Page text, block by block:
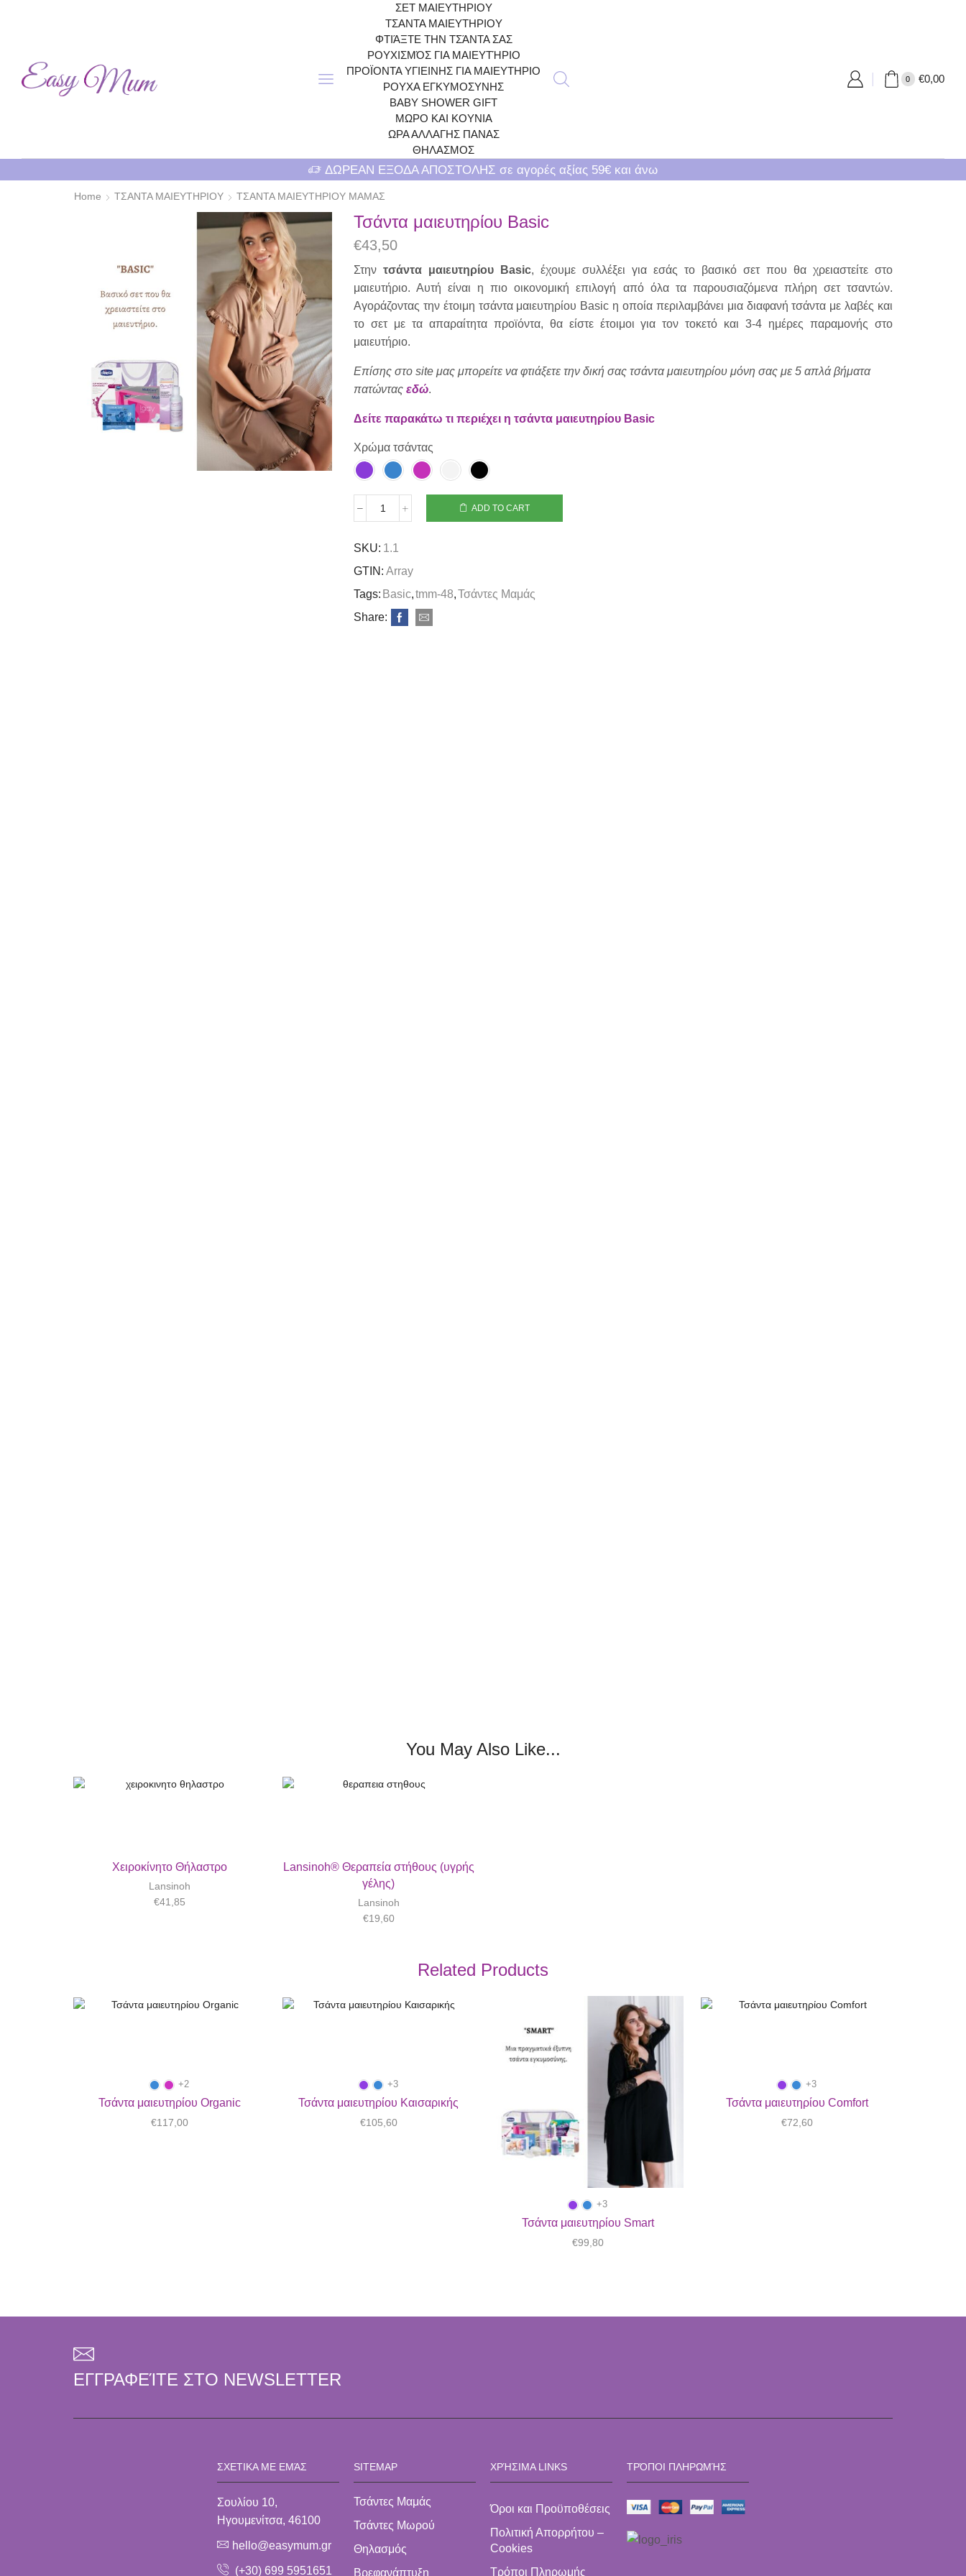
ΣΕΤ ΜΑΙΕΥΤΗΡΙΟΥ
ΤΣΑΝΤΑ ΜΑΙΕΥΤΗΡΙΟΥ
ΦΤΙΆΞΤΕ ΤΗΝ ΤΣΆΝΤΑ ΣΑΣ
ΡΟΥΧΙΣΜΌΣ ΓΙΑ ΜΑΙΕΥΤΉΡΙΟ
ΠΡΟΪΟΝΤΑ ΥΓΙΕΙΝΗΣ ΓΙΑ ΜΑΙΕΥΤΗΡΙΟ
ΡΟΥΧΑ ΕΓΚΥΜΟΣΥΝΗΣ
BABY SHOWER GIFT
ΜΩΡΟ ΚΑΙ ΚΟΥΝΙΑ
ΩΡΑ ΑΛΛΑΓΗΣ ΠΑΝΑΣ
ΘΗΛΑΣΜΟΣ
0 €0,00
ΔΩΡΕΑΝ ΕΞΟΔΑ ΑΠΟΣΤΟΛΗΣ σε αγορές αξίας 59€ και άνω
Home ΤΣΑΝΤΑ ΜΑΙΕΥΤΗΡΙΟΥ ΤΣΑΝΤΑ ΜΑΙΕΥΤΗΡΙΟΥ ΜΑΜΑΣ
Τσάντα μαιευτηρίου Basic
€43,50
Στην τσάντα μαιευτηρίου Basic, έχουμε συλλέξει για εσάς το βασικό σετ που θα χρειαστείτε στο
μαιευτήριο. Αυτή είναι η πιο οικονομική επιλογή από όλα τα παρουσιαζόμενα πλήρη σετ τσαντών.
Αγοράζοντας την έτοιμη τσάντα μαιευτηρίου Basic η οποία περιλαμβάνει μια διαφανή τσάντα με λαβές και
το σετ με τα απαραίτητα προϊόντα, θα είστε έτοιμοι για τον τοκετό και 3-4 ημέρες παραμονής στο
μαιευτήριο.
Επίσης στο site μας μπορείτε να φτιάξετε την δική σας τσάντα μαιευτηρίου μόνη σας με 5 απλά βήματα
πατώντας εδώ.
Δείτε παρακάτω τι περιέχει η τσάντα μαιευτηρίου Basic
Χρώμα τσάντας
ADD TO CART
SKU: 1.1
GTIN: Array
Tags: Basic,tmm-48,Τσάντες Μαμάς
Share:
You May Also Like...
Χειροκίνητο Θήλαστρο
Lansinoh
€41,85
Lansinoh® Θεραπεία στήθους (υγρής
γέλης)
Lansinoh
€19,60
Related Products
+2
Τσάντα μαιευτηρίου Organic
€117,00
+3
Τσάντα μαιευτηρίου Καισαρικής
€105,60
+3
Τσάντα μαιευτηρίου Smart
€99,80
+3
Τσάντα μαιευτηρίου Comfort
€72,60
ΕΓΓΡΑΦΕΊΤΕ ΣΤΟ NEWSLETTER
ΣΧΕΤΙΚΑ ΜΕ ΕΜΆΣ
Σουλίου 10,
Ηγουμενίτσα, 46100
hello@easymum.gr
(+30) 699 5951651
SITEMAP
Τσάντες Μαμάς
Τσάντες Μωρού
Θηλασμός
Βρεφανάπτυξη
ΧΡΉΣΙΜΑ LINKS
Όροι και Προϋποθέσεις
Πολιτική Απορρήτου –
Cookies
Τρόποι Πληρωμής
ΤΡΌΠΟΙ ΠΛΗΡΩΜΉΣ